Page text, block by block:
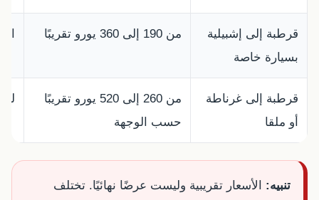
قرطبة إلى إشبيلية
بسيارة خاصة
من 190 إلى 360 يورو تقريبًا
قرطبة إلى غرناطة
أو ملقا
من 260 إلى 520 يورو تقريبًا
حسب الوجهة
تنبيه: الأسعار تقريبية وليست عرضًا نهائيًا. تختلف